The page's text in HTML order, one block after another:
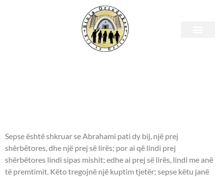
E shtunë, 23 shtator 2023 –
Sepse është shkruar se Abrahami pati dy bij, një prej
shërbëtores, dhe një prej së lirës; por ai që lindi prej
shërbëtores lindi sipas mishit; edhe ai prej së lirës, lindi me anë
të premtimit. Këto tregojnë një kuptim tjetër; sepse këtu janë